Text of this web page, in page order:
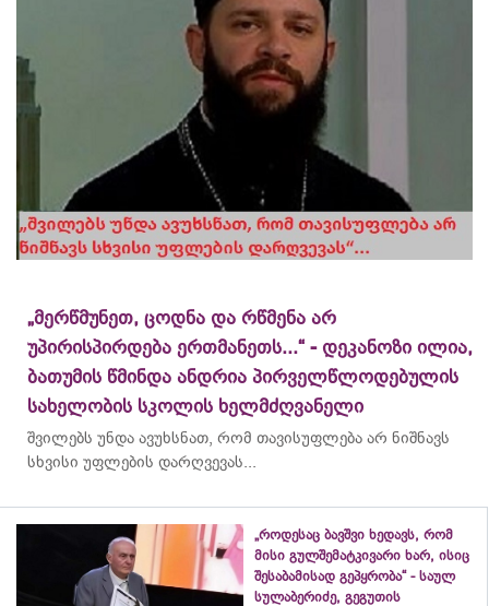
„მერწმუნეთ, ცოდნა და რწმენა არ
უპირისპირდება ერთმანეთს...“ - დეკანოზი ილია,
ბათუმის წმინდა ანდრია პირველწლოდებულის
სახელობის სკოლის ხელმძღვანელი
შვილებს უნდა ავუხსნათ, რომ თავისუფლება არ ნიშნავს
სხვისი უფლების დარღვევას...
„როდესაც ბავშვი ხედავს, რომ
მისი გულშემატკივარი ხარ, ისიც
შესაბამისად გეპყრობა“ - საულ
სულაბერიძე, გეგუთის